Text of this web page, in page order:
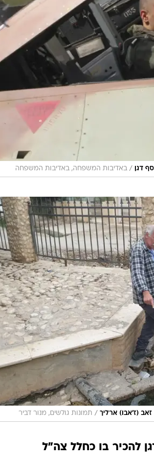
דגן / באדיבות המשפחה, באדיבות המשפחה
(ז'אבו) ארליך / תמונות גולשים, מנור דביר
להכיר בו כחלל צה"ל